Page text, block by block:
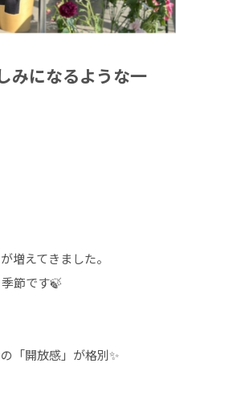
みになるような一
増えてきました。
節です🍃
「開放感」が格別✨